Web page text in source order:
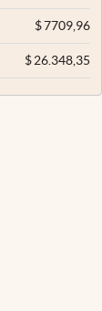
$7709,96
$26.348,35